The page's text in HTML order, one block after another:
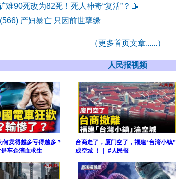
难90死改为82死！死人神奇“复活”？ 📝
产妇暴亡 只因前世孽缘
（更多首页文章......）
人民报视频
何卖得越多亏得越多？
车企滴血求生
台商走了，厦门空了，福建“台湾小镇”
成空城 ！｜ #人民报